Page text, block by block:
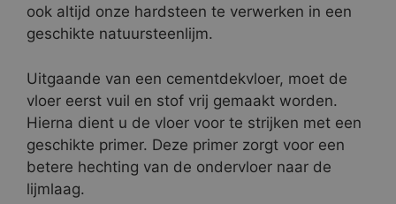
ook altijd onze hardsteen te verwerken in een
geschikte natuursteenlijm.
Uitgaande van een cementdekvloer, moet de
vloer eerst vuil en stof vrij gemaakt worden.
Hierna dient u de vloer voor te strijken met een
geschikte primer. Deze primer zorgt voor een
betere hechting van de ondervloer naar de
lijmlaag.